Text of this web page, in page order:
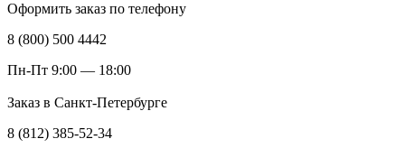
Оформить заказ по телефону
8 (800) 500 4442
Пн-Пт 9:00 — 18:00
Заказ в Санкт-Петербурге
8 (812) 385-52-34